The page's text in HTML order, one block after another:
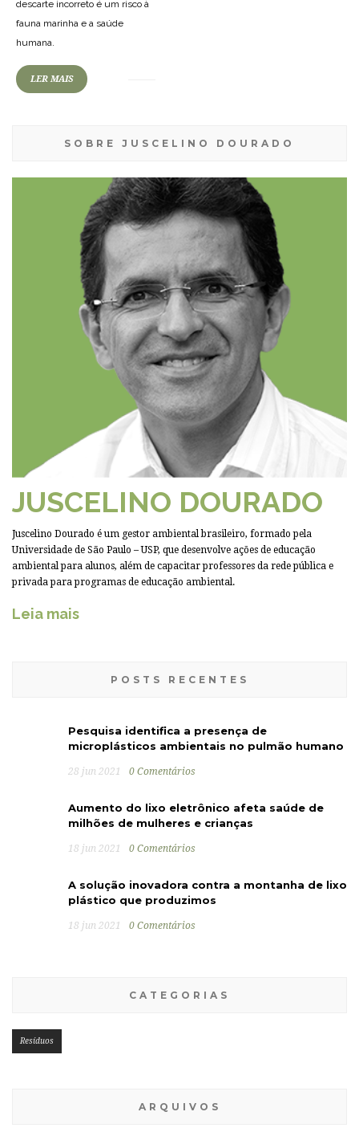
descarte incorreto é um risco à
fauna marinha e a saúde
humana.
LER MAIS
SOBRE JUSCELINO DOURADO
JUSCELINO DOURADO
Juscelino Dourado é um gestor ambiental brasileiro, formado pela
Universidade de São Paulo – USP, que desenvolve ações de educação
ambiental para alunos, além de capacitar professores da rede pública e
privada para programas de educação ambiental.
Leia mais
POSTS RECENTES
Pesquisa identifica a presença de
microplásticos ambientais no pulmão humano
28 jun 2021 0 Comentários
Aumento do lixo eletrônico afeta saúde de
milhões de mulheres e crianças
18 jun 2021 0 Comentários
A solução inovadora contra a montanha de lixo
plástico que produzimos
18 jun 2021 0 Comentários
CATEGORIAS
Resíduos
ARQUIVOS